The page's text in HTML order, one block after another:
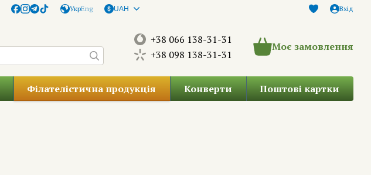
УкрEng UAH Вхід
+38 066 138-31-31
+38 098 138-31-31
Моє замовлення
Філателістична продукція Конверти Поштові картки